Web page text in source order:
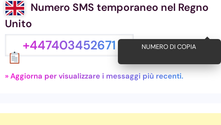
Numero SMS temporaneo nel Regno
Unito
+447403452671 NUMERO DI COPIA
» Aggiorna per visualizzare i messaggi più recenti.